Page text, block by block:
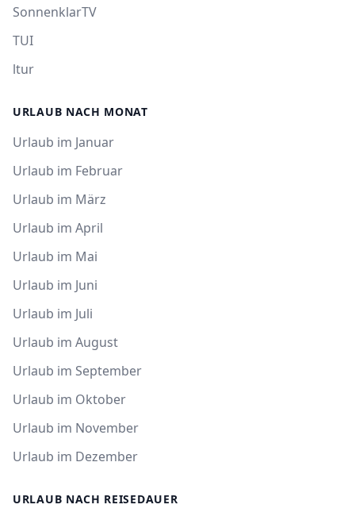
SonnenklarTV
TUI
ltur
URLAUB NACH MONAT
Urlaub im Januar
Urlaub im Februar
Urlaub im März
Urlaub im April
Urlaub im Mai
Urlaub im Juni
Urlaub im Juli
Urlaub im August
Urlaub im September
Urlaub im Oktober
Urlaub im November
Urlaub im Dezember
URLAUB NACH REISEDAUER